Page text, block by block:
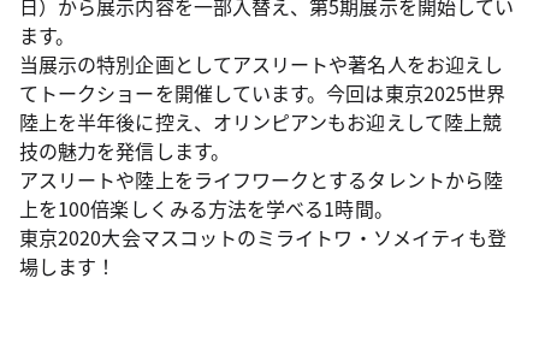
日）から展示内容を一部入替え、第5期展示を開始してい
ます。
当展示の特別企画としてアスリートや著名人をお迎えし
てトークショーを開催しています。今回は東京2025世界
陸上を半年後に控え、オリンピアンもお迎えして陸上競
技の魅力を発信します。
アスリートや陸上をライフワークとするタレントから陸
上を100倍楽しくみる方法を学べる1時間。
東京2020大会マスコットのミライトワ・ソメイティも登
場します！